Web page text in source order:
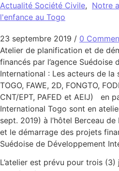
Actualité Société Civile, Notre
l'enfance au Togo
23 septembre 2019 / 0
Atelier de planification et de
financés par l’agence Suédoise
International : Les acteurs de la
TOGO, FAWE, 2D, FONGTO,
CNT/EPT, PAFED et AEIJ) en
International Togo sont en
sept. 2019) à l’hôtel Berceau
et le démarrage des projets
Suédoise de Développement
L’atelier est prévu pour trois